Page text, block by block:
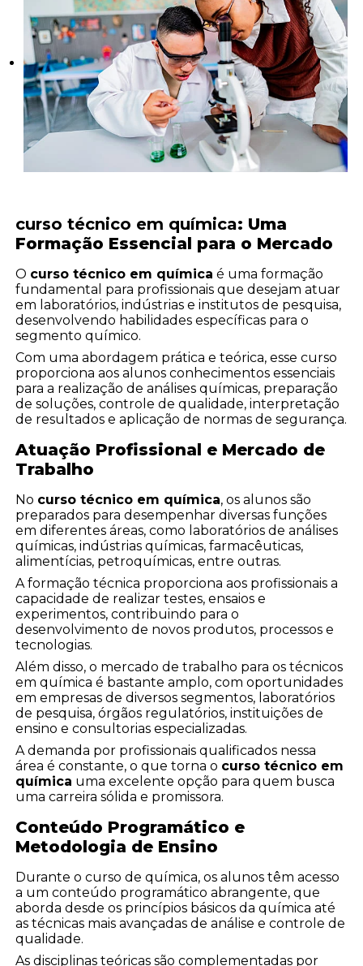
curso técnico em química: Uma
Formação Essencial para o Mercado
O curso técnico em química é uma formação
fundamental para profissionais que desejam atuar
em laboratórios, indústrias e institutos de pesquisa,
desenvolvendo habilidades específicas para o
segmento químico.
Com uma abordagem prática e teórica, esse curso
proporciona aos alunos conhecimentos essenciais
para a realização de análises químicas, preparação
de soluções, controle de qualidade, interpretação
de resultados e aplicação de normas de segurança.
Atuação Profissional e Mercado de
Trabalho
No curso técnico em química, os alunos são
preparados para desempenhar diversas funções
em diferentes áreas, como laboratórios de análises
químicas, indústrias químicas, farmacêuticas,
alimentícias, petroquímicas, entre outras.
A formação técnica proporciona aos profissionais a
capacidade de realizar testes, ensaios e
experimentos, contribuindo para o
desenvolvimento de novos produtos, processos e
tecnologias.
Além disso, o mercado de trabalho para os técnicos
em química é bastante amplo, com oportunidades
em empresas de diversos segmentos, laboratórios
de pesquisa, órgãos regulatórios, instituições de
ensino e consultorias especializadas.
A demanda por profissionais qualificados nessa
área é constante, o que torna o curso técnico em
química uma excelente opção para quem busca
uma carreira sólida e promissora.
Conteúdo Programático e
Metodologia de Ensino
Durante o curso de química, os alunos têm acesso
a um conteúdo programático abrangente, que
aborda desde os princípios básicos da química até
as técnicas mais avançadas de análise e controle de
qualidade.
As disciplinas teóricas são complementadas por